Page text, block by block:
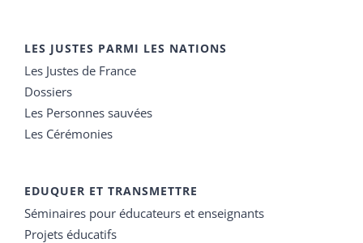
LES JUSTES PARMI LES NATIONS
Les Justes de France
Dossiers
Les Personnes sauvées
Les Cérémonies
EDUQUER ET TRANSMETTRE
Séminaires pour éducateurs et enseignants
Projets éducatifs